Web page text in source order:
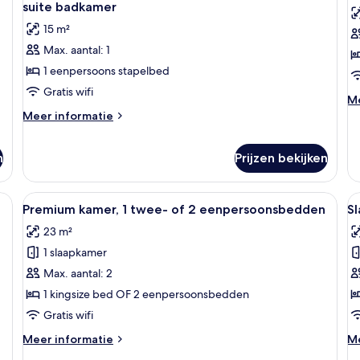
slaapzaal
voor
Eenvoudige
slaapzaal,
gemengde
slaapzaal,
en-
suite badkamer
15 m²
Max. aantal: 1
1 eenpersoons stapelbed
Gratis wifi
Meer informatie
Meer
slaapzaal,
gemengde
slaapzaal,
en-
suite
badkamer
Prijzen bekijken
en-
| Verduisterende gordijnen, een strijkplank/strijkijzer, gratis wifi
Alle
foto's
voor
Premium
kamer,
1
twee-
2
Een slaapkamer met een groot bed,
5
Premium kamer, 1 twee- of 2 eenpersoonsbedden
23 m²
1 slaapkamer
Max. aantal: 2
1 kingsize bed OF 2 eenpersoonsbedden
Gratis wifi
Meer informatie
Meer